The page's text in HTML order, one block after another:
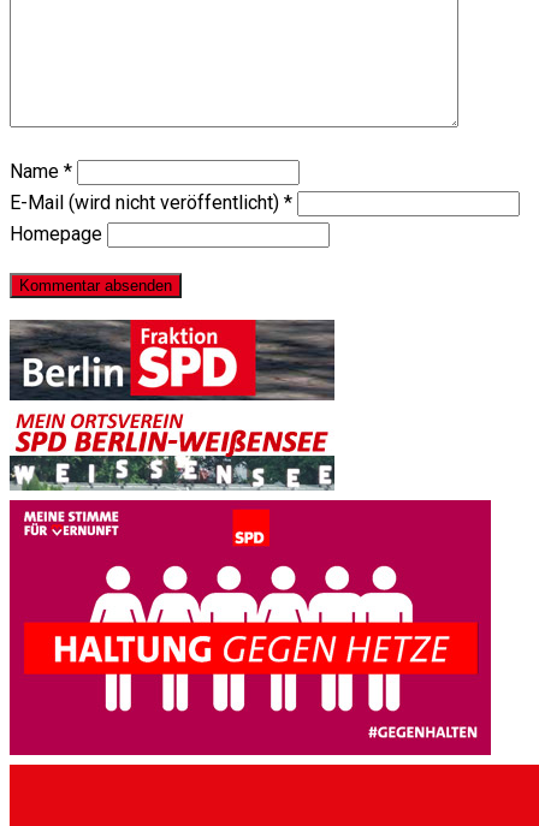
Name *
E-Mail (wird nicht veröffentlicht) *
Homepage